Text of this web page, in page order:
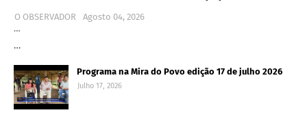
O OBSERVADOR
Agosto 04, 2026
…
…
Programa na Mira do Povo edição 17 de julho 2026
Julho 17, 2026